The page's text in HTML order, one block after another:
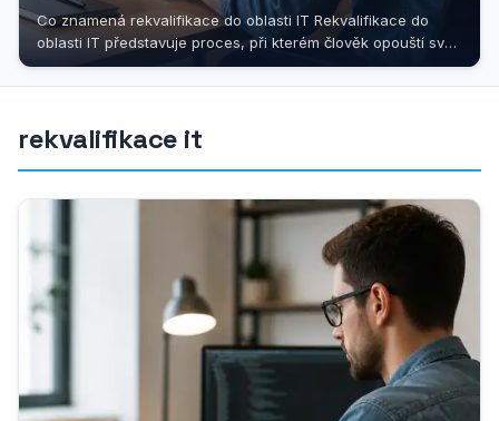
Co znamená rekvalifikace do oblasti IT Rekvalifikace do
oblasti IT představuje proces, při kterém člověk opouští svůj
dosavadní profesní...
rekvalifikace it